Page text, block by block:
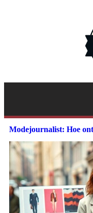
Modejournalist: Hoe